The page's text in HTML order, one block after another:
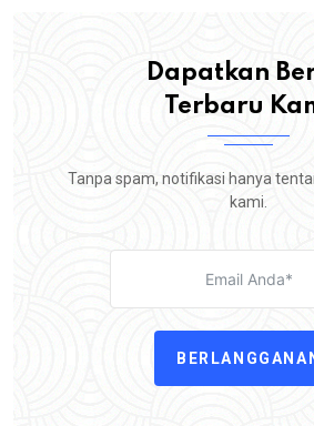
Dapatkan
Terbaru
Tanpa spam, notifikasi hanya
kami.